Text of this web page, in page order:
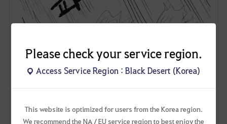
Please check your service region.
Access Service Region : Black Desert (Korea)
This website is optimized for users from the Korea region.
We recommend the NA / EU service region to best enjoy the